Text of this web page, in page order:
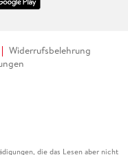
Widerrufsbelehrung
die das Lesen aber nicht